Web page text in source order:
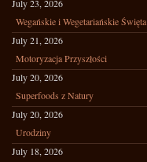
July 23, 2026
Wegańskie i Wegetariańskie Święta
July 21, 2026
Motoryzacja Przyszłości
July 20, 2026
Superfoods z Natury
July 20, 2026
Urodziny
July 18, 2026